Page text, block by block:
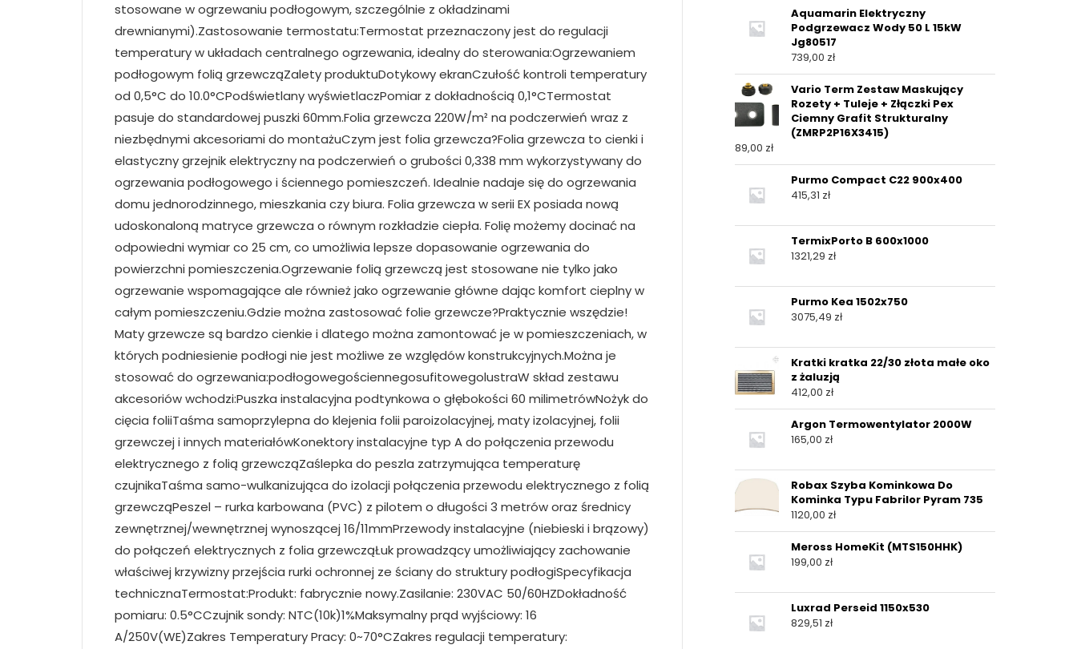
stosowane w ogrzewaniu podłogowym, szczególnie z okładzinami
drewnianymi).Zastosowanie termostatu:Termostat przeznaczony jest do regulacji
temperatury w układach centralnego ogrzewania, idealny do sterowania:Ogrzewaniem
podłogowym folią grzewcząZalety produktuDotykowy ekranCzułość kontroli temperatury
od 0,5°C do 10.0°CPodświetlany wyświetlaczPomiar z dokładnością 0,1°CTermostat
pasuje do standardowej puszki 60mm.Folia grzewcza 220W/m² na podczerwień wraz z
niezbędnymi akcesoriami do montażuCzym jest folia grzewcza?Folia grzewcza to cienki i
elastyczny grzejnik elektryczny na podczerwień o grubości 0,338 mm wykorzystywany do
ogrzewania podłogowego i ściennego pomieszczeń. Idealnie nadaje się do ogrzewania
domu jednorodzinnego, mieszkania czy biura. Folia grzewcza w serii EX posiada nową
udoskonaloną matryce grzewcza o równym rozkładzie ciepła. Folię możemy docinać na
odpowiedni wymiar co 25 cm, co umożliwia lepsze dopasowanie ogrzewania do
powierzchni pomieszczenia.Ogrzewanie folią grzewczą jest stosowane nie tylko jako
ogrzewanie wspomagające ale również jako ogrzewanie główne dając komfort cieplny w
całym pomieszczeniu.Gdzie można zastosować folie grzewcze?Praktycznie wszędzie!
Maty grzewcze są bardzo cienkie i dlatego można zamontować je w pomieszczeniach, w
których podniesienie podłogi nie jest możliwe ze względów konstrukcyjnych.Można je
stosować do ogrzewania:podłogowegościennegosufitowegolustraW skład zestawu
akcesoriów wchodzi:Puszka instalacyjna podtynkowa o głębokości 60 milimetrówNożyk do
cięcia foliiTaśma samoprzylepna do klejenia folii paroizolacyjnej, maty izolacyjnej, folii
grzewczej i innych materiałówKonektory instalacyjne typ A do połączenia przewodu
elektrycznego z folią grzewcząZaślepka do peszla zatrzymująca temperaturę
czujnikaTaśma samo-wulkanizująca do izolacji połączenia przewodu elektrycznego z folią
grzewcząPeszel – rurka karbowana (PVC) z pilotem o długości 3 metrów oraz średnicy
zewnętrznej/wewnętrznej wynoszącej 16/11mmPrzewody instalacyjne (niebieski i brązowy)
do połączeń elektrycznych z folia grzewcząŁuk prowadzący umożliwiający zachowanie
właściwej krzywizny przejścia rurki ochronnej ze ściany do struktury podłogiSpecyfikacja
technicznaTermostat:Produkt: fabrycznie nowy.Zasilanie: 230VAC 50/60HZDokładność
pomiaru: 0.5°CCzujnik sondy: NTC(10k)1%Maksymalny prąd wyjściowy: 16
A/250V(WE)Zakres Temperatury Pracy: 0~70°CZakres regulacji temperatury:
Aquamarin Elektryczny
Podgrzewacz Wody 50 L 15kW
Jg80517
739,00 zł
Vario Term Zestaw Maskujący
Rozety + Tuleje + Złączki Pex
Ciemny Grafit Strukturalny
(ZMRP2P16X3415)
89,00 zł
Purmo Compact C22 900x400
415,31 zł
TermixPorto B 600x1000
1321,29 zł
Purmo Kea 1502x750
3075,49 zł
Kratki kratka 22/30 złota małe oko
z żaluzją
412,00 zł
Argon Termowentylator 2000W
165,00 zł
Robax Szyba Kominkowa Do
Kominka Typu Fabrilor Pyram 735
1120,00 zł
Meross HomeKit (MTS150HHK)
199,00 zł
Luxrad Perseid 1150x530
829,51 zł